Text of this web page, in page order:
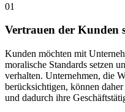
01
Vertrauen der Kunden
Kunden möchten mit
moralische Standards setzen
verhalten. Unternehmen, die
berücksichtigen, können
und dadurch ihre